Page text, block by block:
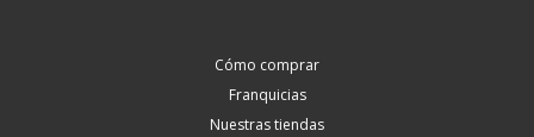
Cómo comprar
Franquicias
Nuestras tiendas